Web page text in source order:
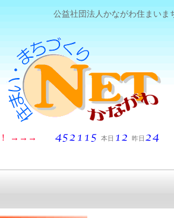
公益社団法人かながわ住まいま